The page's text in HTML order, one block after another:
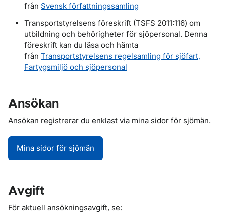
från Svensk författningssamling
Transportstyrelsens föreskrift (TSFS 2011:116) om
utbildning och behörigheter för sjöpersonal. Denna
föreskrift kan du läsa och hämta
från Transportstyrelsens regelsamling för sjöfart,
Fartygsmiljö och sjöpersonal
Ansökan
Ansökan registrerar du enklast via mina sidor för sjömän.
Mina sidor för sjömän
Avgift
För aktuell ansökningsavgift, se: